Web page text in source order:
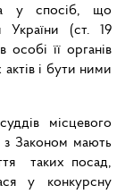
у спосіб, що
України (ст. 19
особі її органів
і бути ними
місцевого
з Законом мають
таких посад,
у конкурсну